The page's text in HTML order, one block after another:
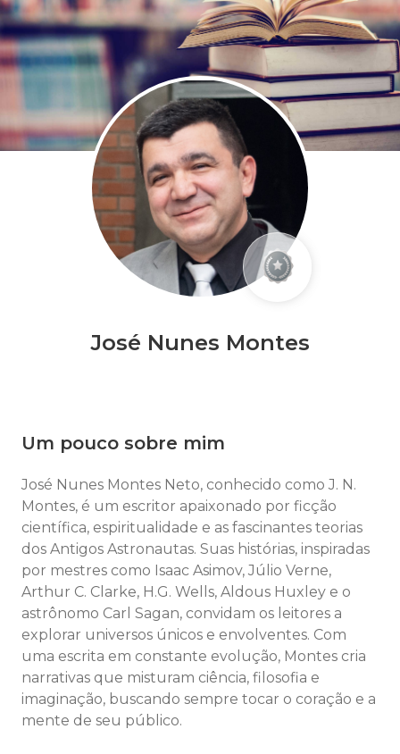
José Nunes Montes
Um pouco sobre mim
José Nunes Montes Neto, conhecido como J. N.
Montes, é um escritor apaixonado por ficção
científica, espiritualidade e as fascinantes teorias
dos Antigos Astronautas. Suas histórias, inspiradas
por mestres como Isaac Asimov, Júlio Verne,
Arthur C. Clarke, H.G. Wells, Aldous Huxley e o
astrônomo Carl Sagan, convidam os leitores a
explorar universos únicos e envolventes. Com
uma escrita em constante evolução, Montes cria
narrativas que misturam ciência, filosofia e
imaginação, buscando sempre tocar o coração e a
mente de seu público.